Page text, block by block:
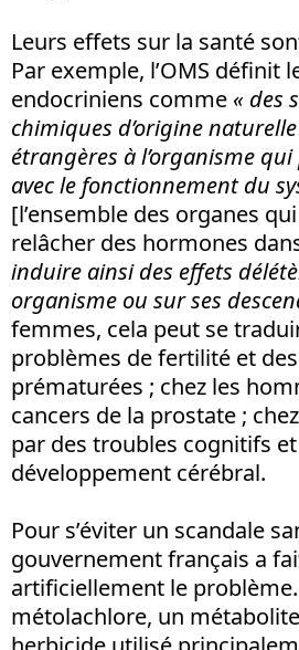
Leurs effets sur la santé
Par exemple, l’OMS définit
endocriniens comme « des
chimiques d’origine
étrangères à l’organisme
avec le fonctionnement du
[l’ensemble des organes
relâcher des hormones
induire ainsi des effets
organisme ou sur ses
femmes, cela peut se
problèmes de fertilité et
prématurées ; chez les
cancers de la prostate ;
par des troubles cognitifs
développement cérébral.
Pour s’éviter un scandale
gouvernement français a
artificiellement le problème.
métolachlore, un métabolite